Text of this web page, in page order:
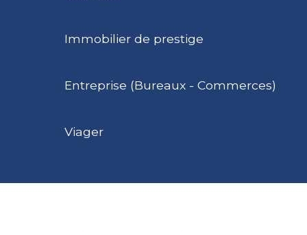
Immobilier de prestige
Entreprise (Bureaux - Commerces)
Viager